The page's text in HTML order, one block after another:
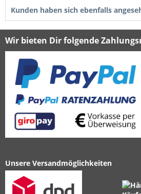
Kunden haben sich ebenfalls
Wir bieten Dir folgende
Unsere Versandmöglichkeiten